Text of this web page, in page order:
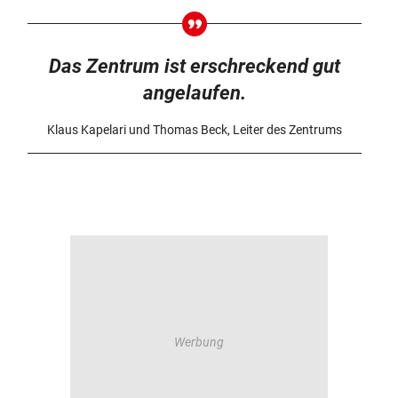
Das Zentrum ist erschreckend gut
angelaufen.
Klaus Kapelari und Thomas Beck, Leiter des Zentrums